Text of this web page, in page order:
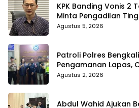
KPK Banding Vonis 2
Minta Pengadilan
Tipikor
Agustus 5, 2026
Patroli Polres
Pengamanan Lapas,
Kamtib Sejak Dini
Agustus 2, 2026
Abdul Wahid Ajukan